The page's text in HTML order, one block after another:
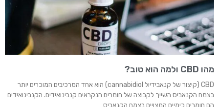
מהו CBD ולמה הוא טוב?
CBD (קיצור של קנאבידיול cannabidiol) הוא אחד המרכיבים המוכרים יותר
בצמח הקנאביס השייך לקבוצה של חומרים הנקראים קנבינואידים. הקנבינואידים
הם חומרים כימיים המצויים בצמח הקנאביס